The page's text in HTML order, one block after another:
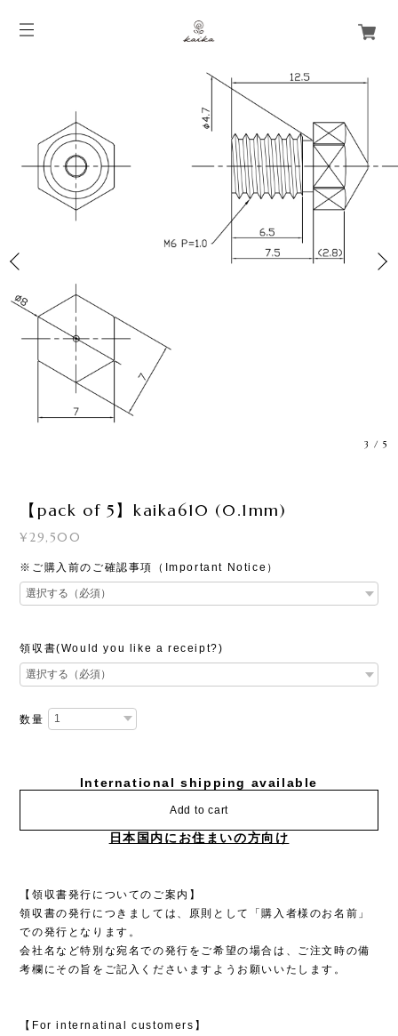
3 /5
【pack of 5】kaika610 (0.1mm)
¥29,500
※ご購入前のご確認事項（Important Notice）
領収書(Would you like a receipt?)
数量
International shipping available
Add to cart
日本国内にお住まいの方向け
【領収書発行についてのご案内】
領収書の発行につきましては、原則として「購入者様のお名前」
での発行となります。
会社名など特別な宛名での発行をご希望の場合は、ご注文時の備
考欄にその旨をご記入くださいますようお願いいたします。
【For internatinal customers】